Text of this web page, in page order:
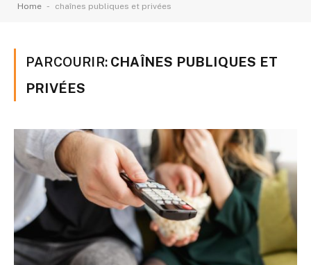
Home - chaînes publiques et privées
PARCOURIR: CHAÎNES PUBLIQUES ET
PRIVÉES